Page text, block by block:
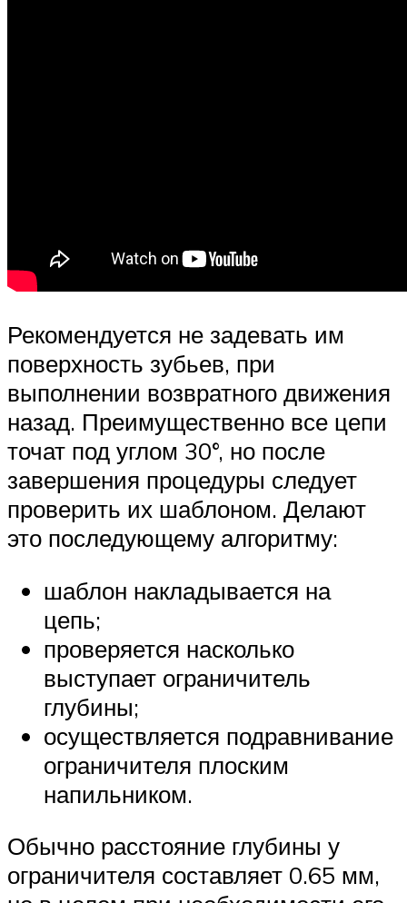
Рекомендуется не задевать им
поверхность зубьев, при
выполнении возвратного движения
назад. Преимущественно все цепи
точат под углом 30°, но после
завершения процедуры следует
проверить их шаблоном. Делают
это последующему алгоритму:
шаблон накладывается на
цепь;
проверяется насколько
выступает ограничитель
глубины;
осуществляется подравнивание
ограничителя плоским
напильником.
Обычно расстояние глубины у
ограничителя составляет 0.65 мм,